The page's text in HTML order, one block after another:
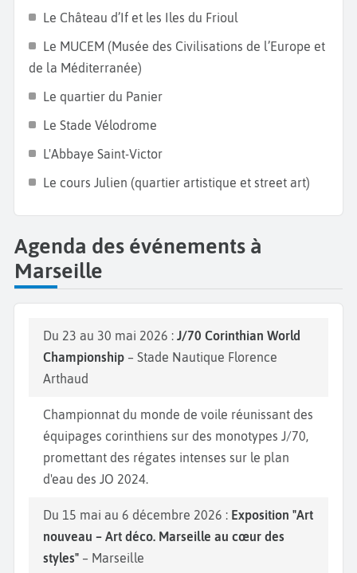
dépaysement. Au-delà de ses idées reçues, Marseille
est une ville en pleine mutation qui revalorise ses
quartiers et se tourne vers l'avenir.
Le Château d’If et les Iles du Frioul
Le MUCEM (Musée des Civilisations de l’Europe et
de la Méditerranée)
Le quartier du Panier
Le Stade Vélodrome
L'Abbaye Saint-Victor
Le cours Julien (quartier artistique et street art)
Agenda des événements à
Marseille
Du 23 au 30 mai 2026 : J/70 Corinthian World
Championship – Stade Nautique Florence
Arthaud
Championnat du monde de voile réunissant des
équipages corinthiens sur des monotypes J/70,
promettant des régates intenses sur le plan
d'eau des JO 2024.
Du 15 mai au 6 décembre 2026 : Exposition "Art
nouveau – Art déco. Marseille au cœur des
styles" – Marseille